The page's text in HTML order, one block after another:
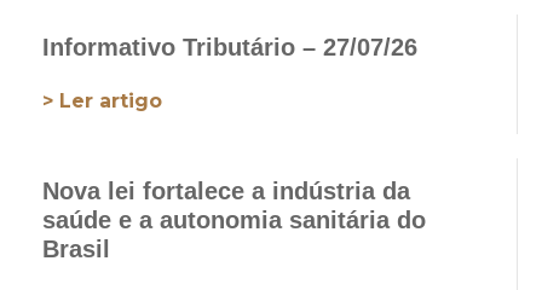
Informativo Tributário – 27/07/26
> Ler artigo
Nova lei fortalece a indústria da
saúde e a autonomia sanitária do
Brasil